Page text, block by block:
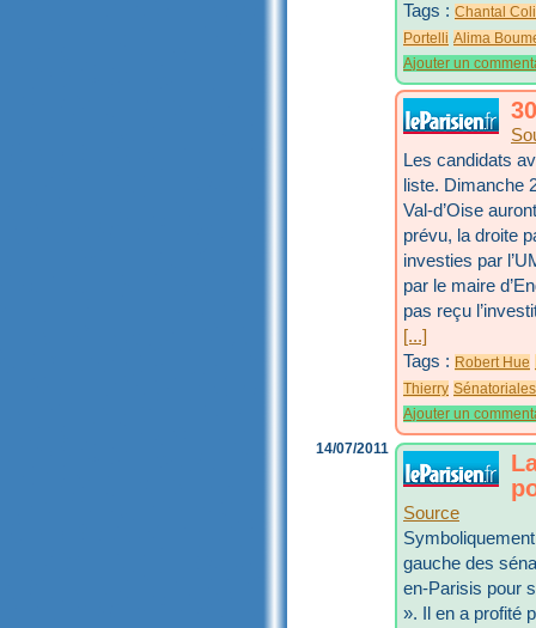
Tags : Chantal
Portelli Alima
Ajouter un
Les candidats
liste. Dimanche
Val-d’Oise
prévu, la droite
investies par
par le maire
pas reçu
[...]
Tags : Robert Hue
Thierry
Ajouter un
14/07/2011
Source
gauche des
en-Parisis pour
». Il en a profité